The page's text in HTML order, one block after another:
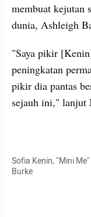
membuat kejutan
dunia, Ashleigh
"Saya pikir
peningkatan
pikir dia pantas
sejauh ini," lanjut
Sofia Kenin, "Mini
Burke